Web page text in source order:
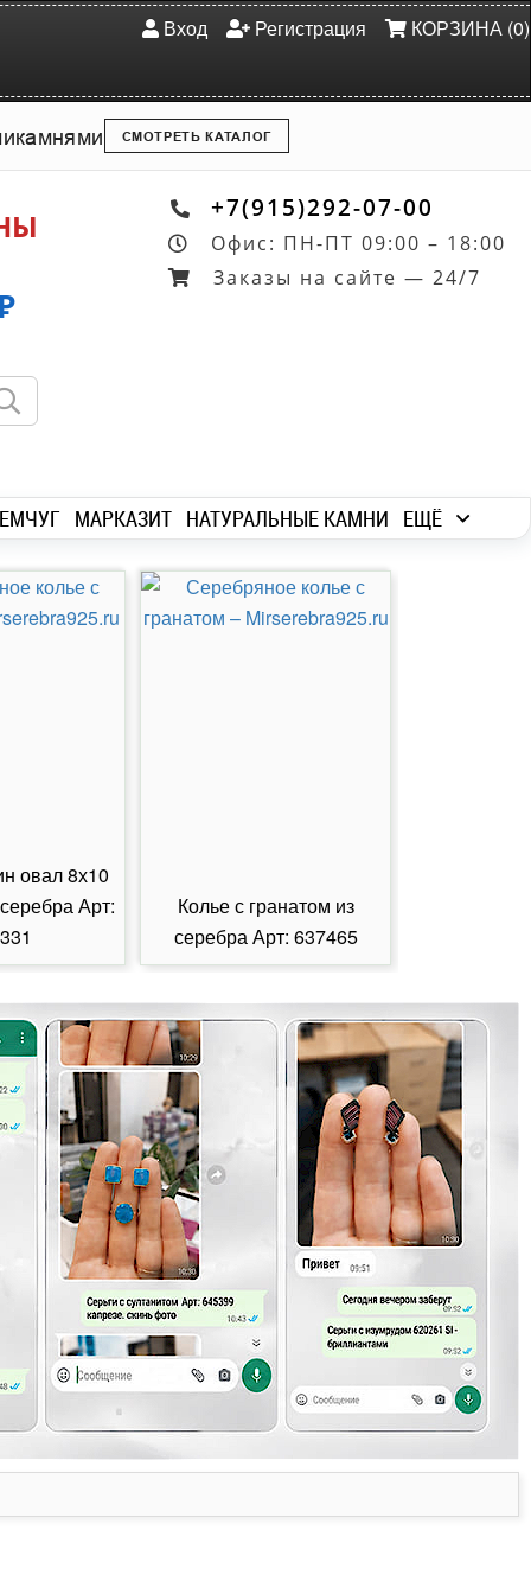
Вход Регистрация КОРЗИНА (0)
камнями СМОТРЕТЬ КАТАЛОГ
+7(915)292-07-00
Офис: ПН-ПТ 09:00 – 18:00
Заказы на сайте — 24/7
МАРКАЗИТ НАТУРАЛЬНЫЕ КАМНИ ЕЩЁ
овал 8х10
Арт:
Колье с гранатом из
серебра Арт: 637465